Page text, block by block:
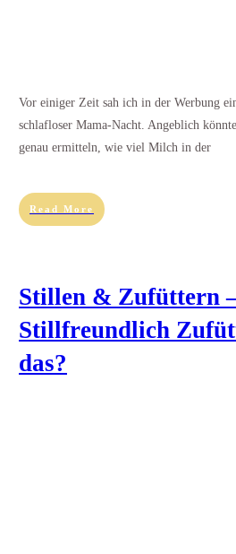
Vor einiger Zeit sah ich in der Werbung
schlafloser Mama-Nacht. Angeblich
genau ermitteln, wie viel Milch in der
Read More
Stillen & Zufüttern
Stillfreundlich
das?